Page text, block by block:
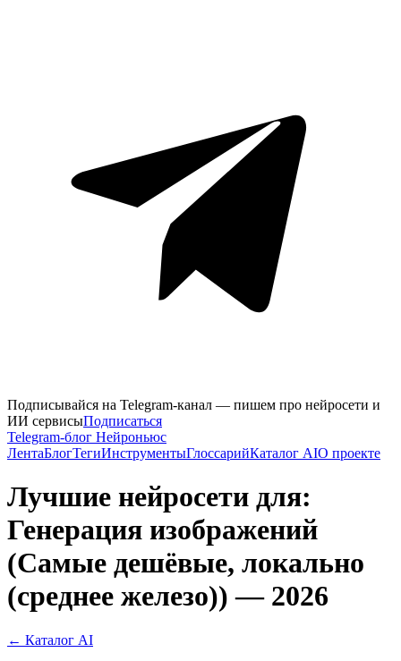
Подписывайся на Telegram-канал — пишем про нейросети и
ИИ сервисыПодписаться
Telegram-блог Нейроньюс
ЛентаБлогТегиИнструментыГлоссарийКаталог AIО проекте
Лучшие нейросети для:
Генерация изображений
(Самые дешёвые, локально
(среднее железо)) — 2026
← Каталог AI